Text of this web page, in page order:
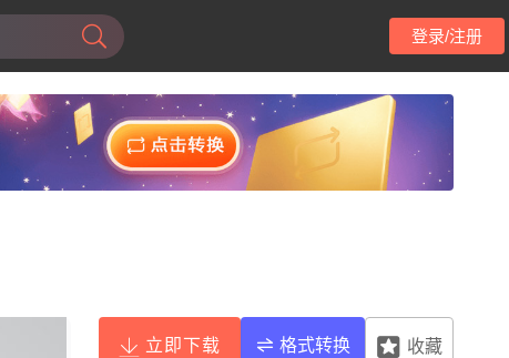
登录/注册
立即下载 格式转换 收藏